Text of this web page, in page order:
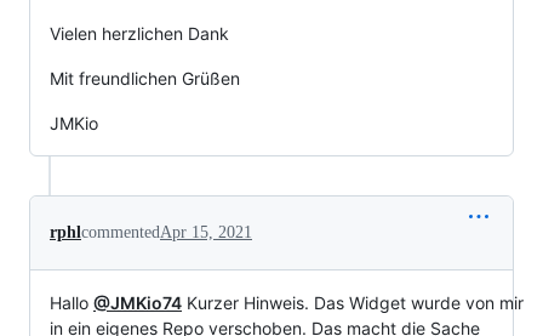
Vielen herzlichen Dank
Mit freundlichen Grüßen
JMKio
rphl commented Apr 15, 2021
Hallo @JMKio74 Kurzer Hinweis. Das Widget wurde von mir
in ein eigenes Repo verschoben. Das macht die Sache